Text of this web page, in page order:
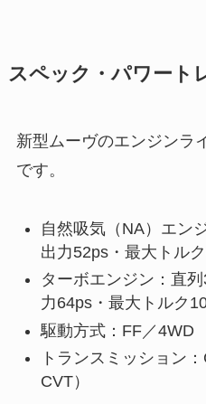
スペック・パワート
新型ムーヴのエンジンラ
です。
自然吸気（NA）エン
出力52ps・最大トル
ターボエンジン：直
力64ps・最大トルク
駆動方式：FF／4WD
トランスミッション
CVT）